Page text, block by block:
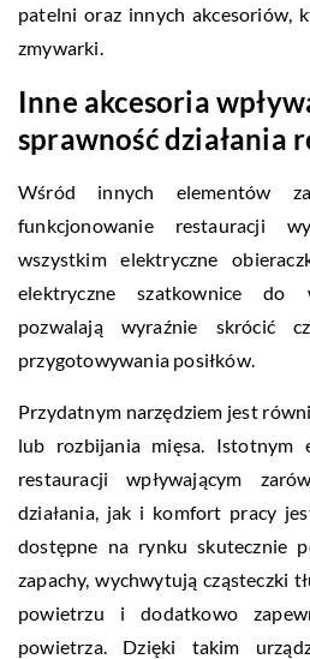
patelni oraz innych akcesoriów,
zmywarki.
Inne akcesoria
sprawność działania
Wśród innych elementów
funkcjonowanie restauracji
wszystkim elektryczne
elektryczne szatkownice do
pozwalają wyraźnie skrócić
przygotowywania posiłków.
Przydatnym narzędziem jest
lub rozbijania mięsa. Istotnym
restauracji wpływającym
działania, jak i komfort pracy
dostępne na rynku skutecznie
zapachy, wychwytują cząsteczki
powietrzu i dodatkowo
powietrza. Dzięki takim